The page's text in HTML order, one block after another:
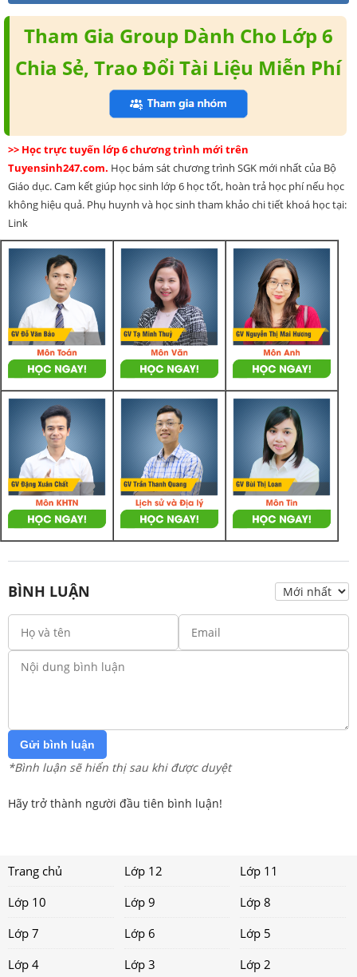
Tham Gia Group Dành Cho Lớp 6
Chia Sẻ, Trao Đổi Tài Liệu Miễn Phí
>> Học trực tuyến lớp 6 chương trình mới trên
Tuyensinh247.com. Học bám sát chương trình SGK mới nhất của Bộ
Giáo dục. Cam kết giúp học sinh lớp 6 học tốt, hoàn trả học phí nếu học
không hiệu quả. Phụ huynh và học sinh tham khảo chi tiết khoá học tại:
Link
BÌNH LUẬN
Gửi bình luận
*Bình luận sẽ hiển thị sau khi được duyệt
Hãy trở thành người đầu tiên bình luận!
Trang chủ Lớp 12
Lớp 11
Lớp 10
Lớp 9
Lớp 8
Lớp 7
Lớp 6
Lớp 5
Lớp 4
Lớp 3 Lớp 2